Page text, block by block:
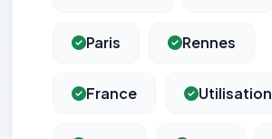
Paris Rennes
France Utilisation